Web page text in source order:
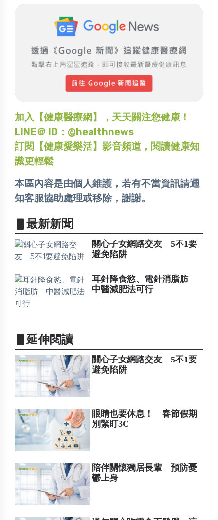
加入【健康醫療網】，天天關注您健康！
LINE＠ ID：@healthnews
訂閱【健康愛樂活】影音頻道，閱讀健康知
識更輕鬆
本區內容是由個人維護，若有不當資訊請通
知客服協助處理或移除，謝謝。
▋最新新聞
關心子女網路交友 5不1要
避免陷阱
耳針降食慾、電針消脂肪
中醫減肥法可行
▋延伸閱讀
關心子女網路交友 5不1要
避免陷阱
眼睛也要休息！ 春節假期
別緊盯3C
陪伴關懷獨居長輩 預防憂
鬱上身